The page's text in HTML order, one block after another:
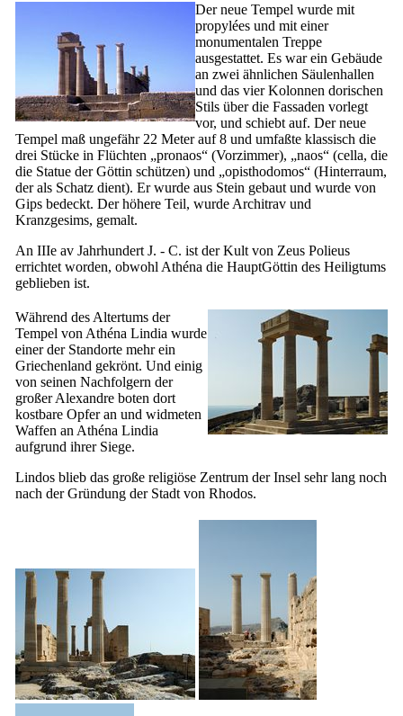
Der neue Tempel wurde mit
propylées und mit einer
monumentalen Treppe
ausgestattet. Es war ein Gebäude
an zwei ähnlichen Säulenhallen
und das vier Kolonnen dorischen
Stils über die Fassaden vorlegt
vor, und schiebt auf. Der neue
Tempel maß ungefähr 22 Meter auf 8 und umfaßte klassisch die
drei Stücke in Flüchten „pronaos“ (Vorzimmer), „naos“ (cella, die
die Statue der Göttin schützen) und „opisthodomos“ (Hinterraum,
der als Schatz dient). Er wurde aus Stein gebaut und wurde von
Gips bedeckt. Der höhere Teil, wurde Architrav und
Kranzgesims, gemalt.
An IIIe av Jahrhundert J. - C. ist der Kult von Zeus Polieus
errichtet worden, obwohl Athéna die HauptGöttin des Heiligtums
geblieben ist.
Während des Altertums der
Tempel von Athéna Lindia wurde
einer der Standorte mehr ein
Griechenland gekrönt. Und einig
von seinen Nachfolgern der
großer Alexandre boten dort
kostbare Opfer an und widmeten
Waffen an Athéna Lindia
aufgrund ihrer Siege.
Lindos blieb das große religiöse Zentrum der Insel sehr lang noch
nach der Gründung der Stadt von Rhodos.